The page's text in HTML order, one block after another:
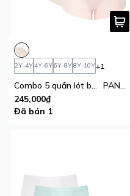
2Y-4Y4Y-6Y6Y-8Y8Y-10Y+1
245,000₫
Đã bán 1